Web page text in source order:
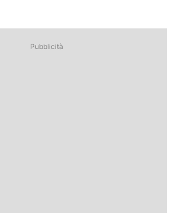
Pubblicità